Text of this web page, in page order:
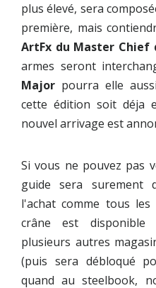
plus élevé, sera
première, mais
ArtFx du Master Chief
armes seront
Major pourra elle
cette édition soit déja
nouvel arrivage est
Si vous ne pouvez pas
guide sera surement
l'achat comme tous les
crâne est disponible
plusieurs autres
(puis sera débloqué
quand au steelbook,